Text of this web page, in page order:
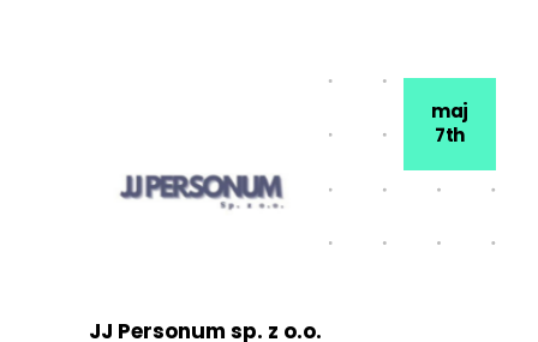
maj
7th
JJ Personum sp. z o.o.